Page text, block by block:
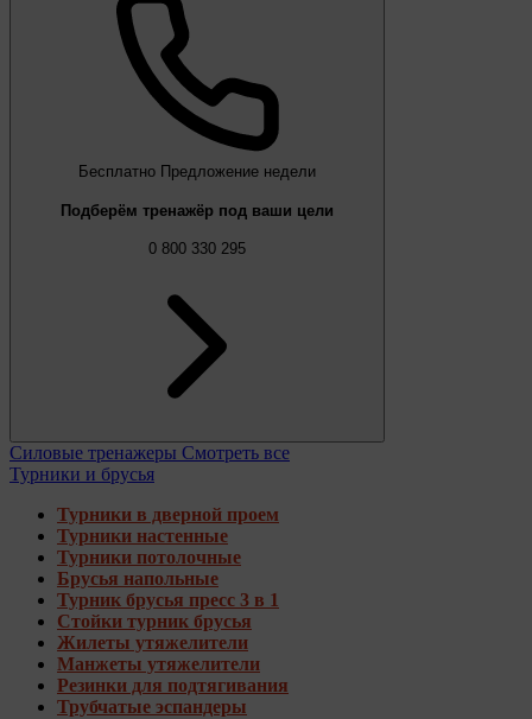
Бесплатно Предложение недели
Подберём тренажёр под ваши цели
0 800 330 295
Силовые тренажеры Смотреть все
Турники и брусья
Турники в дверной проем
Турники настенные
Турники потолочные
Брусья напольные
Турник брусья пресс 3 в 1
Стойки турник брусья
Жилеты утяжелители
Манжеты утяжелители
Резинки для подтягивания
Трубчатые эспандеры